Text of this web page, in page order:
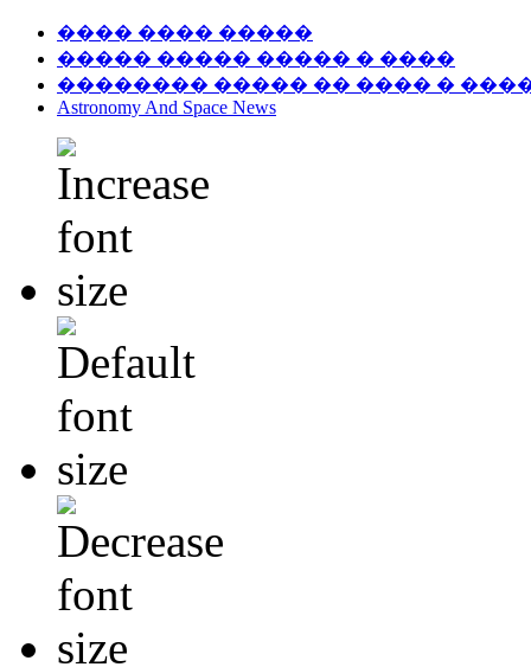
���� ���� �����
����� ����� ����� � ����
�������� ����� �� ���� �
Astronomy And Space News